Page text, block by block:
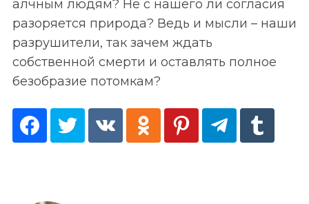
алчным людям? Не с нашего ли согласия
разоряется природа? Ведь и мысли – наши
разрушители, так зачем ждать
собственной смерти и оставлять полное
безобразие потомкам?